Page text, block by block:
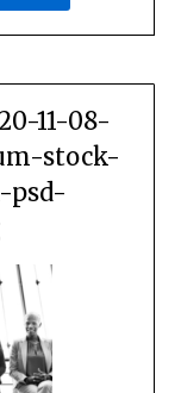
11-08-
stock-
psd-